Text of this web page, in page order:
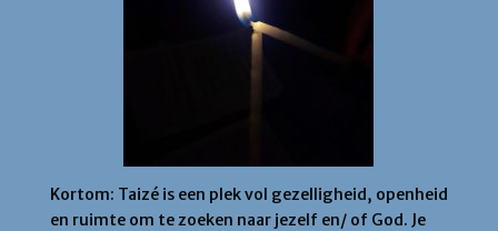
Kortom: Taizé is een plek vol gezelligheid, openheid
en ruimte om te zoeken naar jezelf en/ of God. Je